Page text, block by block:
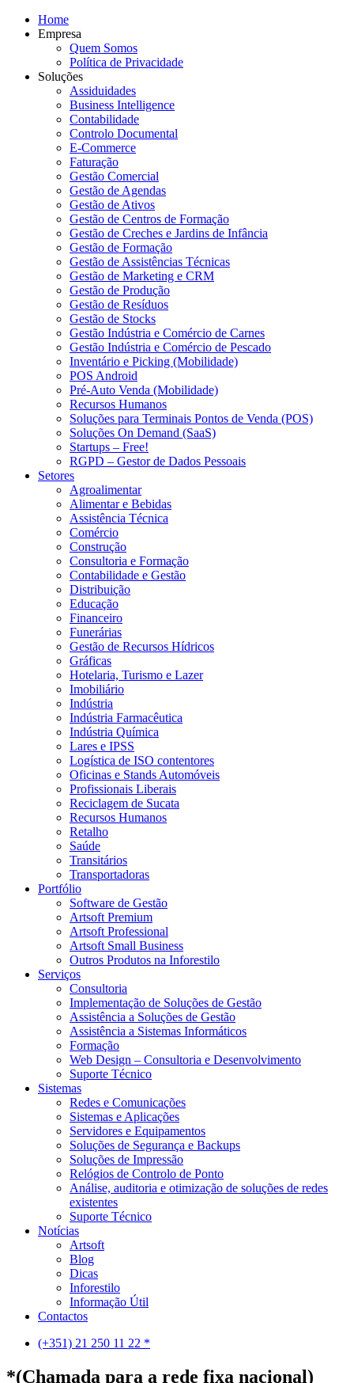
Home
Empresa
Quem Somos
Política de Privacidade
Soluções
Assiduidades
Business Intelligence
Contabilidade
Controlo Documental
E-Commerce
Faturação
Gestão Comercial
Gestão de Agendas
Gestão de Ativos
Gestão de Centros de Formação
Gestão de Creches e Jardins de Infância
Gestão de Formação
Gestão de Assistências Técnicas
Gestão de Marketing e CRM
Gestão de Produção
Gestão de Resíduos
Gestão de Stocks
Gestão Indústria e Comércio de Carnes
Gestão Indústria e Comércio de Pescado
Inventário e Picking (Mobilidade)
POS Android
Pré-Auto Venda (Mobilidade)
Recursos Humanos
Soluções para Terminais Pontos de Venda (POS)
Soluções On Demand (SaaS)
Startups – Free!
RGPD – Gestor de Dados Pessoais
Setores
Agroalimentar
Alimentar e Bebidas
Assistência Técnica
Comércio
Construção
Consultoria e Formação
Contabilidade e Gestão
Distribuição
Educação
Financeiro
Funerárias
Gestão de Recursos Hídricos
Gráficas
Hotelaria, Turismo e Lazer
Imobiliário
Indústria
Indústria Farmacêutica
Indústria Química
Lares e IPSS
Logística de ISO contentores
Oficinas e Stands Automóveis
Profissionais Liberais
Reciclagem de Sucata
Recursos Humanos
Retalho
Saúde
Transitários
Transportadoras
Portfólio
Software de Gestão
Artsoft Premium
Artsoft Professional
Artsoft Small Business
Outros Produtos na Inforestilo
Serviços
Consultoria
Implementação de Soluções de Gestão
Assistência a Soluções de Gestão
Assistência a Sistemas Informáticos
Formação
Web Design – Consultoria e Desenvolvimento
Suporte Técnico
Sistemas
Redes e Comunicações
Sistemas e Aplicações
Servidores e Equipamentos
Soluções de Segurança e Backups
Soluções de Impressão
Relógios de Controlo de Ponto
Análise, auditoria e otimização de soluções de redes
existentes
Suporte Técnico
Notícias
Artsoft
Blog
Dicas
Inforestilo
Informação Útil
Contactos
(+351) 21 250 11 22 *
*(Chamada para a rede fixa nacional)